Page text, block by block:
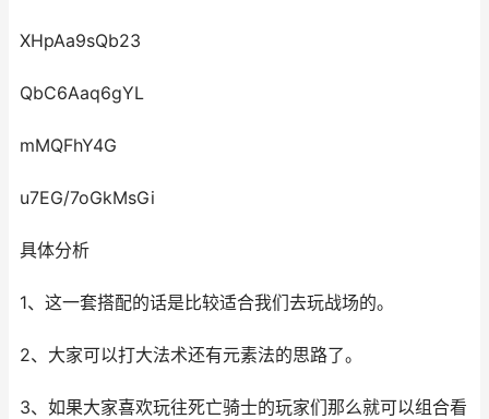
XHpAa9sQb23
QbC6Aaq6gYL
mMQFhY4G
u7EG/7oGkMsGi
具体分析
1、这一套搭配的话是比较适合我们去玩战场的。
2、大家可以打大法术还有元素法的思路了。
3、如果大家喜欢玩往死亡骑士的玩家们那么就可以组合看